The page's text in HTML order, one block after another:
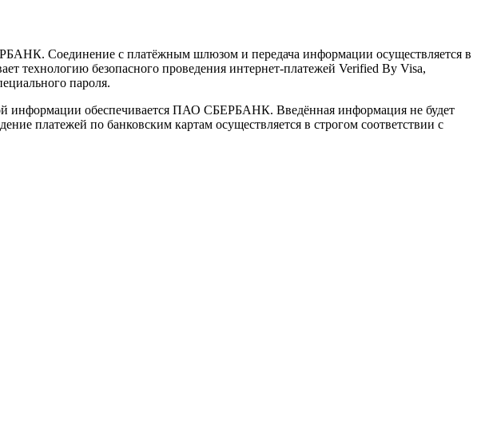
Соединение с платёжным шлюзом и передача информации осуществляется в
технологию безопасного проведения интернет-платежей Verified By Visa,
пароля.
информации обеспечивается ПАО СБЕРБАНК. Введённая информация не будет
платежей по банковским картам осуществляется в строгом соответствии с